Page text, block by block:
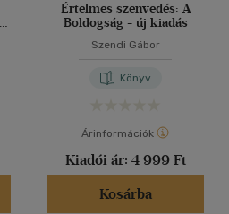
Értelmes szenvedés: A
Boldogság - új kiadás
Szendi Gábor
Könyv
Árinformációk
Kiadói ár: 4 999 Ft
Kosárba